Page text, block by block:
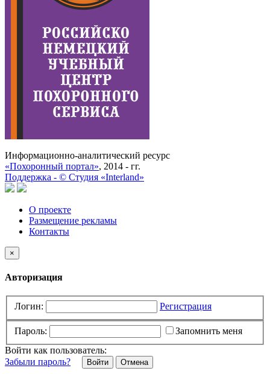
Информационно-аналитический ресурс
«Похоронный портал», 2014 - гг.
Поддержка - © Cтудия «Interland»
О проекте
Размещение рекламы
Контакты
×
Авторизация
Логин: Регистрация
Пароль:
Запомнить меня
Войти как пользователь:
Забыли пароль?
Отмена